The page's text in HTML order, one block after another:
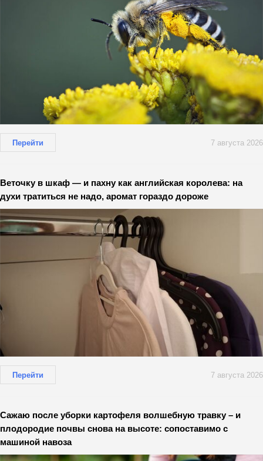
Перейти 7 августа 2026
Веточку в шкаф — и пахну как английская королева: на
духи тратиться не надо, аромат гораздо дороже
Перейти 7 августа 2026
Сажаю после уборки картофеля волшебную травку – и
плодородие почвы снова на высоте: сопоставимо с
машиной навоза